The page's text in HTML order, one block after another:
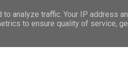
Sobre Nosotros Temas
analyze traffic. Your IP address
to ensure quality of service,